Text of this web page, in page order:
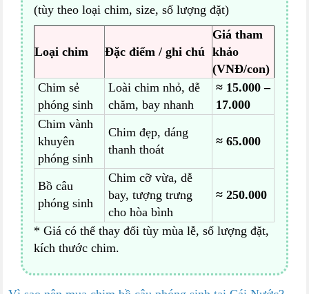
(tùy theo loại chim, size, số lượng đặt)
Loại chim Đặc điểm / ghi chú
Giá tham
khảo
(VNĐ/con)
Chim sẻ
phóng sinh
Loài chim nhỏ, dễ
chăm, bay nhanh
≈ 15.000 –
17.000
Chim vành
khuyên
phóng sinh
Chim đẹp, dáng
thanh thoát
≈ 65.000
Bồ câu
phóng sinh
Chim cỡ vừa, dễ
bay, tượng trưng
cho hòa bình
≈ 250.000
* Giá có thể thay đổi tùy mùa lễ, số lượng đặt,
kích thước chim.